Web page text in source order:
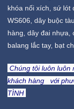
khóa nối xích, sứ lót
WS606, dây buộc
hàng, dây đai nhựa,
balang lắc tay, bạt
Chúng tôi luôn luôn
khách hàng với
TÌNH